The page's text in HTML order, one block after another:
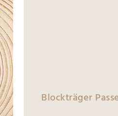
Blockträger